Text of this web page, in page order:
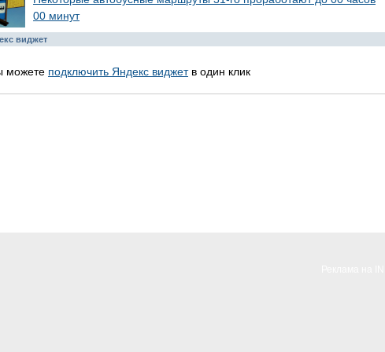
00 минут
виджет
можете подключить Яндекс виджетв один клик